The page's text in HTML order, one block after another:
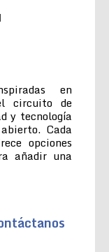
en
circuito de
y tecnología
Cada
opciones
añadir una